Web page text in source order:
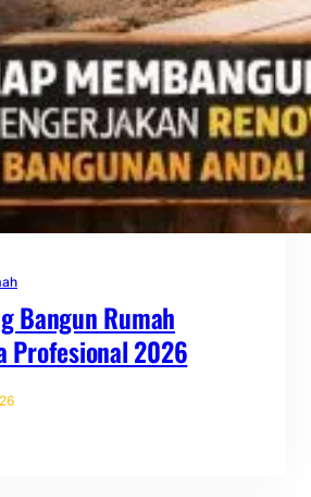
Bangun Rumah
Profesional 2026